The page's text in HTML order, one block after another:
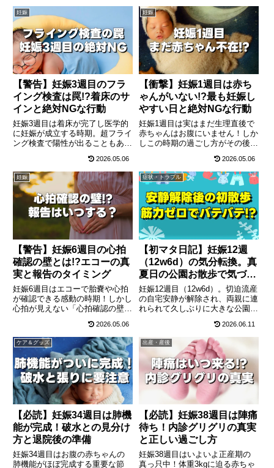
妊娠
【警告】妊娠3週目のフラ
イング検査は罠!?着床のサ
インと絶対NGな行動
妊娠3週目は着床が完了し医学的
に妊娠が成立する時期。超フライ
ング検査で陽性が出ることもあり
す。着床出血の症状や、1ミリ未
満の胎芽の驚くべき成長、今日か
ら絶対にやめるべきアルコール・
タバコの影響と必須の葉酸対策ま
で最新情報で徹底解説します。
2026.05.06
妊娠
【衝撃】妊娠1週目は赤ち
ゃんがいない!?最も妊娠し
やすい日と絶対NGな行動
妊娠1週目は実はまだ生理直後で
赤ちゃんはお腹にいません！しか
しこの時期の過ごし方がその後の
卵日を予測して最も妊娠しやすい
タイミングを狙う方法や、今すぐ
始めるべき葉酸サプリなどの準
備、やってはいけないNG行動ま
で、最新データをもとに徹底解説
します。
2026.05.06
妊娠
【警告】妊娠6週目の心拍
確認の壁とは!?エコーの真
実と報告のタイミング
妊娠6週目はエコーで胎嚢や心拍
が確認できる感動の時期！しかし
心拍が見えない「心拍確認の壁」
つわり症状への対処法、絶対過敏
期である8ミリの赤ちゃんの驚異
的な成長、職場や家族への報告の
ベストなタイミング、そして絶対
に必要な葉酸対策を徹底解説しま
す。
2026.05.06
症状・トラブル
【初マタ日記】妊娠12週
（12w6d）の気分転換。真
夏日の公園お散歩で気づい
た体力不足
妊娠12週目（12w6d）。切迫流産
の自宅安静が解除され、両親に連
れられて久しぶりに大きな公園へ
期間の安静生活ですっかり落ちた
体力と、想定外の真夏日の暑さに
バテバテに…。妊娠中の適度な気
分転換の重要性と熱中症対策につ
いて綴ります。
2026.06.11
ケア＆グッズ
【必読】妊娠34週目は肺機
能が完成！破水との見分け
方と退院後の準備
妊娠34週目はお腹の赤ちゃんの
肺機能がほぼ完成する重要な節
出産・産後
【必読】妊娠38週目は陣痛
待ち！内診グリグリの真実
と正しい過ごし方
妊娠38週目はいよいよ正産期の
真っ只中！体重3kgに迫る赤ちゃ